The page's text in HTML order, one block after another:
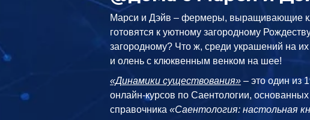
Марси и Дэйв – фермеры, выращивающие
готовятся к уютному загородному
загородному? Что ж, среди украшений на их
и олень с клюквенным венком на шее!
«Динамики существования» – это один из
онлайн-курсов по Саентологии,
справочника«Саентология: настольная